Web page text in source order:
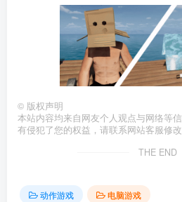
© 版权声明
本站内容均来自网友个人观点与网络等
有侵犯了您的权益，请联系网站客服修改
THE END
动作游戏
电脑游戏